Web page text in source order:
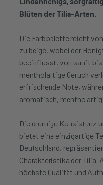
Blüten der Tilia-Arten.
Die Farbpalette reicht
zu beige, wobei der
beeinflusst, von sanft
mentholartige Geruch
erfrischende Note,
aromatisch, mentholartig
Die cremige Konsistenz
bietet eine einzigartige
Deutschland,
Charakteristika der Tilia-
höchste Qualität und